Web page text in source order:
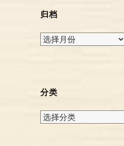
归档
归
分类
分